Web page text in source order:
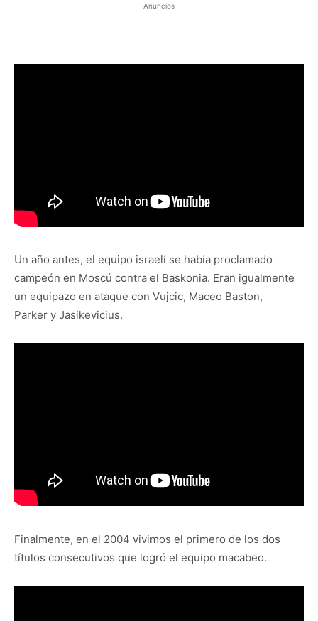
Anuncios
Un año antes, el equipo israelí se había proclamado
campeón en Moscú contra el Baskonia. Eran igualmente
un equipazo en ataque con Vujcic, Maceo Baston,
Parker y Jasikevicius.
Finalmente, en el 2004 vivimos el primero de los dos
títulos consecutivos que logró el equipo macabeo.